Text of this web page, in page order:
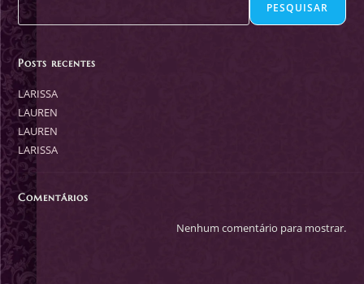
PESQUISAR
Posts recentes
LARISSA
LAUREN
LAUREN
LARISSA
Comentários
Nenhum comentário para mostrar.